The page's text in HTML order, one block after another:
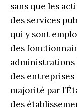
sans que les
des services
qui y sont
des
administrations
des entreprises
majorité par
des